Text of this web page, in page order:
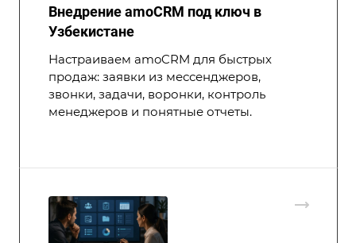
Внедрение amoCRM под ключ в
Узбекистане
Настраиваем amoCRM для быстрых
продаж: заявки из мессенджеров,
звонки, задачи, воронки, контроль
менеджеров и понятные отчеты.